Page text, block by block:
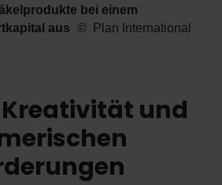
bei einem
aus
Plan International
und